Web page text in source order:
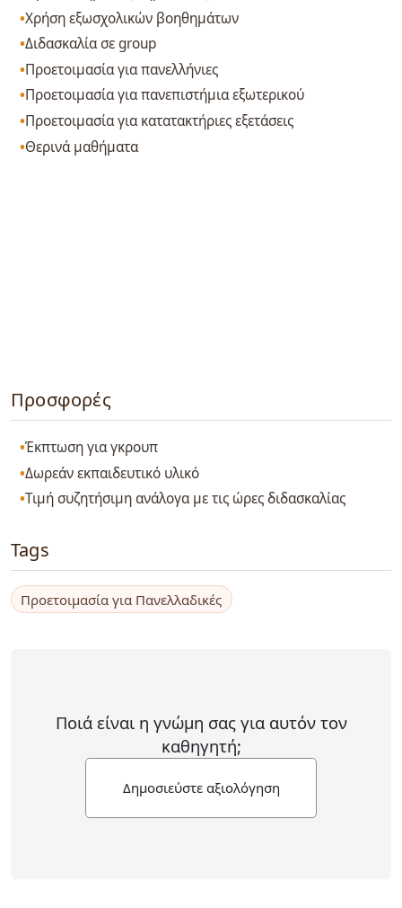
Χρήση εξωσχολικών βοηθημάτων
Διδασκαλία σε group
Προετοιμασία για πανελλήνιες
Προετοιμασία για πανεπιστήμια εξωτερικού
Προετοιμασία για κατατακτήριες εξετάσεις
Θερινά μαθήματα
Προσφορές
Έκπτωση για γκρουπ
Δωρεάν εκπαιδευτικό υλικό
Τιμή συζητήσιμη ανάλογα με τις ώρες διδασκαλίας
Tags
Προετοιμασία για Πανελλαδικές
Ποιά είναι η γνώμη σας για αυτόν τον
καθηγητή;
Δημοσιεύστε αξιολόγηση